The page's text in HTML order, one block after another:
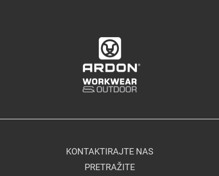
KONTAKTIRAJTE NAS
PRETRAŽITE